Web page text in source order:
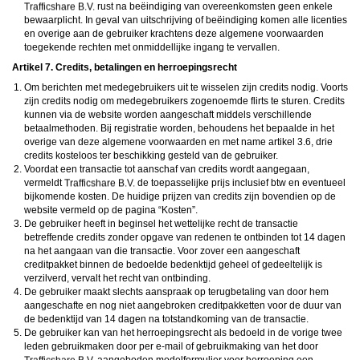
rust na beëindiging van overeenkomsten geen enkele
bewaarplicht. In geval van uitschrijving of beëindiging komen alle licenties
en overige aan de gebruiker krachtens deze algemene voorwaarden
toegekende rechten met onmiddellijke ingang te vervallen.
Artikel 7. Credits, betalingen en herroepingsrecht
Om berichten met medegebruikers uit te wisselen zijn credits nodig. Voorts
zijn credits nodig om medegebruikers zogenoemde flirts te sturen. Credits
kunnen via de website worden aangeschaft middels verschillende
betaalmethoden. Bij registratie worden, behoudens het bepaalde in het
overige van deze algemene voorwaarden en met name artikel 3.6, drie
credits kosteloos ter beschikking gesteld van de gebruiker.
Voordat een transactie tot aanschaf van credits wordt aangegaan,
vermeldt
de toepasselijke prijs inclusief btw en eventueel
bijkomende kosten. De huidige prijzen van credits zijn bovendien op de
website vermeld op de pagina “Kosten”.
De gebruiker heeft in beginsel het wettelijke recht de transactie
betreffende credits zonder opgave van redenen te ontbinden tot 14 dagen
na het aangaan van die transactie. Voor zover een aangeschaft
creditpakket binnen de bedoelde bedenktijd geheel of gedeeltelijk is
verzilverd, vervalt het recht van ontbinding.
De gebruiker maakt slechts aanspraak op terugbetaling van door hem
aangeschafte en nog niet aangebroken creditpakketten voor de duur van
de bedenktijd van 14 dagen na totstandkoming van de transactie.
De gebruiker kan van het herroepingsrecht als bedoeld in de vorige twee
leden gebruikmaken door per e-mail of gebruikmaking van het door